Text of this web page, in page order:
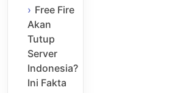
Free Fire
Akan
Tutup
Server
Indonesia?
Ini Fakta